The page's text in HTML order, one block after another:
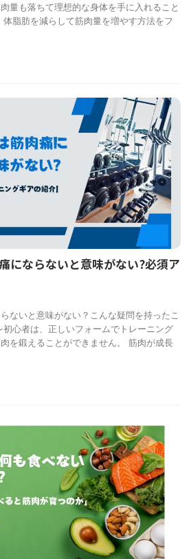
量も落ちて理想的な身体を手に入れること
脂肪を減らして筋肉量を増やす方法をフ
にならないと意味がない?必須ア
ないと意味がない？こんな疑問を持ったこ
心者は、正しいフォームでトレーニング
を鍛えることができません。 筋肉が成長